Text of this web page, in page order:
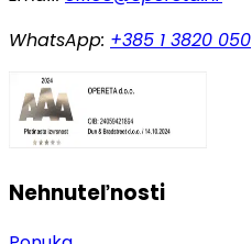
WhatsApp: +385 1 3820 050
Nehnuteľnosti